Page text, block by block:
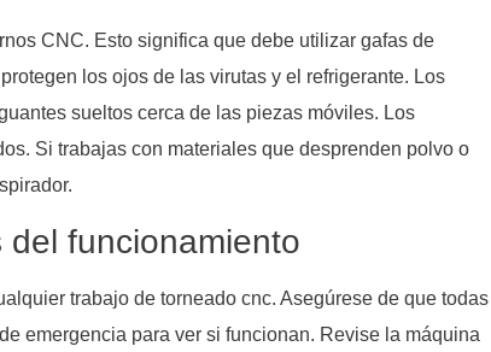
CNC. Esto significa que debe utilizar gafas de
los ojos de las virutas y el refrigerante. Los
sueltos cerca de las piezas móviles. Los
Si trabajas con materiales que desprenden polvo o
funcionamiento
trabajo de torneado cnc. Asegúrese de que todas
emergencia para ver si funcionan. Revise la máquina